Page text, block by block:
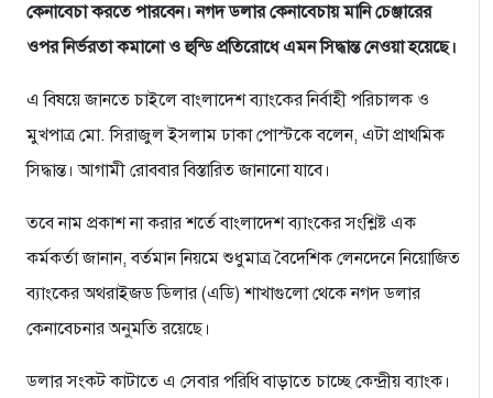
কেনাবেচা করতে পারবেন। নগদ ডলার কেনাবেচায় মানি চেঞ্জারের
ওপর নির্ভরতা কমানো ও হুন্ডি প্রতিরোধে এমন সিদ্ধান্ত নেওয়া হয়েছে।
এ বিষয়ে জানতে চাইলে বাংলাদেশ ব্যাংকের নির্বাহী পরিচালক ও
মুখপাত্র মো. সিরাজুল ইসলাম ঢাকা পোস্টকে বলেন, এটা প্রাথমিক
সিদ্ধান্ত। আগামী রোববার বিস্তারিত জানানো যাবে।
তবে নাম প্রকাশ না করার শর্তে বাংলাদেশ ব্যাংকের সংশ্লিষ্ট এক
কর্মকর্তা জানান, বর্তমান নিয়মে শুধুমাত্র বৈদেশিক লেনদেনে নিয়োজিত
ব্যাংকের অথরাইজড ডিলার (এডি) শাখাগুলো থেকে নগদ ডলার
কেনাবেচনার অনুমতি রয়েছে।
ডলার সংকট কাটাতে এ সেবার পরিধি বাড়াতে চাচ্ছে কেন্দ্রীয় ব্যাংক।